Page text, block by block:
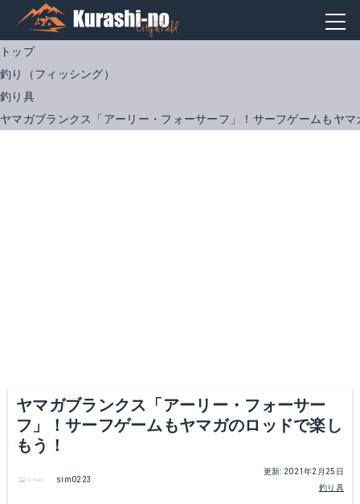
トップ
釣り（フィッシング）
釣り具
ヤマガブランクス「アーリー・フォーサーフ」！サーフゲームもヤ
ヤマガブランクス「アーリー・フォーサー
フ」！サーフゲームもヤマガのロッドで楽し
もう！
更新: 2021年2月25日
釣り具
sim0223